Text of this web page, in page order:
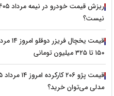
نیست؟
۱۵۰ تا ۳۲۵ میلیون تومانی
مدلی می‌توان خرید؟